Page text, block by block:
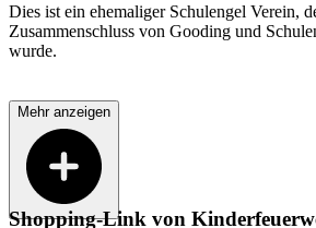
Dies ist ein ehemaliger Schulengel Verein,
Zusammenschluss von Gooding und
wurde.
Mehr anzeigen
Shopping-Link von